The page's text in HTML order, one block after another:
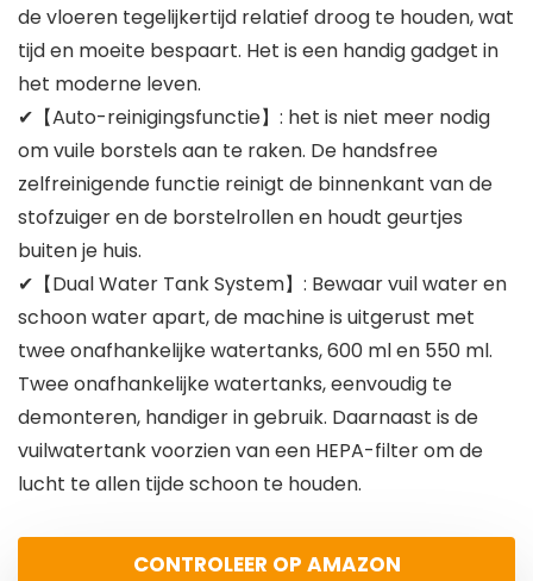
de vloeren tegelijkertijd relatief droog te houden, wat
tijd en moeite bespaart. Het is een handig gadget in
het moderne leven.
✔【Auto-reinigingsfunctie】: het is niet meer nodig
om vuile borstels aan te raken. De handsfree
zelfreinigende functie reinigt de binnenkant van de
stofzuiger en de borstelrollen en houdt geurtjes
buiten je huis.
✔【Dual Water Tank System】: Bewaar vuil water en
schoon water apart, de machine is uitgerust met
twee onafhankelijke watertanks, 600 ml en 550 ml.
Twee onafhankelijke watertanks, eenvoudig te
demonteren, handiger in gebruik. Daarnaast is de
vuilwatertank voorzien van een HEPA-filter om de
lucht te allen tijde schoon te houden.
CONTROLEER OP AMAZON